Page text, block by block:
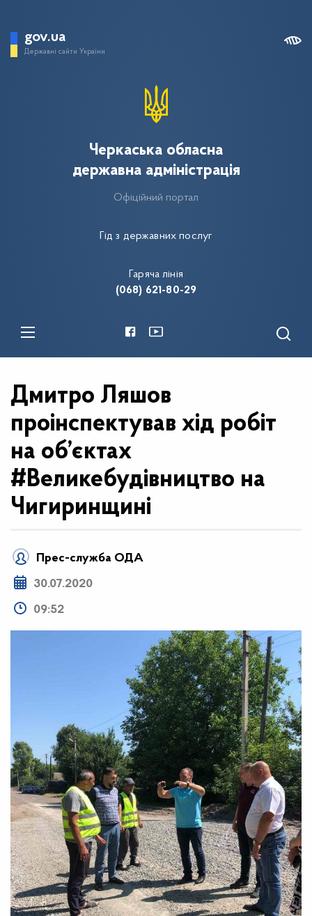
gov.ua
Державні сайти України
Гід з державних послуг
Черкаська обласна
державна адміністрація
Офіційний портал
Гаряча лінія
(068) 621-80-29
Дмитро Ляшов
проінспектував хід робіт
на об’єктах
#Великебудівництво на
Чигиринщині
Прес-служба ОДА
30.07.2020
09:52